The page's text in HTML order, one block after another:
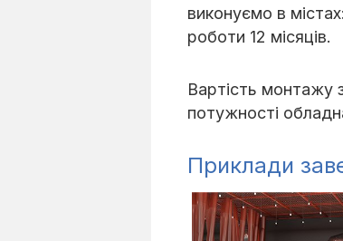
виконуємо в
роботи 12 місяців.
Вартість монтажу
потужності
Приклади